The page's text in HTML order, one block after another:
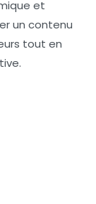
et
un contenu
tout en